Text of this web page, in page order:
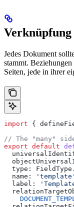
Jedes Dokument
stammt. Beziehungen
Seiten, jede in ihrer
import {
// The "many"
export default
  type:
FieldType .
  name:
'template'
  label: